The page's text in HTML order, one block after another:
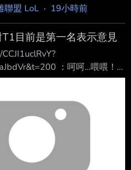
聯盟 LoL · 19小時前
目前是第一名表示意見
：呵呵...喂喂！
？
好像有點心虛 --